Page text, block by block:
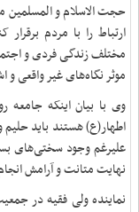
حجت الاسلام و المسلمین
ارتباط را با مردم
مختلف زندگی فردی و
موثر نگاه‌های غیر واقعی و
وی با بیان اینکه جامعه
اطهار(ع) هستند باید حلیم
علیرغم وجود سختی‌های
نهایت متانت و آرامش
نماینده ولی فقیه در